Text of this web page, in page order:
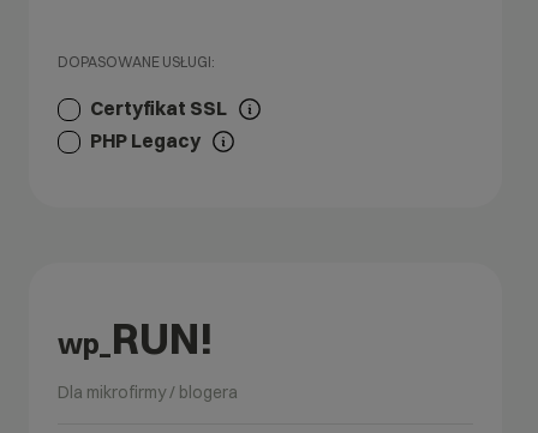
DOPASOWANE USŁUGI:
Certyfikat SSL
PHP Legacy
wp_ RUN!
Dla mikrofirmy / blogera